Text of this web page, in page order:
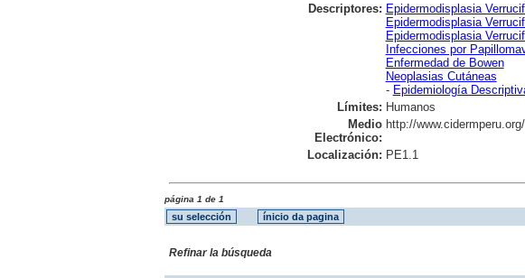
Descriptores: Epidermodisplasia
Epidermodisplasia
Epidermodisplasia
Infecciones por
Enfermedad de Bowen
Neoplasias Cutáneas
- Epidemiología
Límites: Humanos
Medio
Electrónico:
http://
Localización: PE1.1
página 1 de 1
Refinar la búsqueda